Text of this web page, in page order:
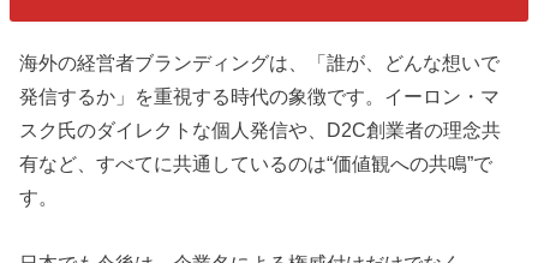
海外の経営者ブランディングは、「誰が、どんな想いで
発信するか」を重視する時代の象徴です。イーロン・マ
スク氏のダイレクトな個人発信や、D2C創業者の理念共
有など、すべてに共通しているのは“価値観への共鳴”で
す。